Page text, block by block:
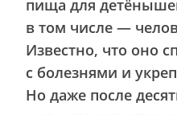
пища для
в том числе —
Известно, что оно
с болезнями и
Но даже после